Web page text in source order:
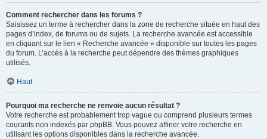
Comment rechercher dans les forums ?
Saisissez un terme à rechercher dans la zone de recherche située en haut des
pages d’index, de forums ou de sujets. La recherche avancée est accessible
en cliquant sur le lien « Recherche avancée » disponible sur toutes les pages
du forum. L’accès à la recherche peut dépendre des thèmes graphiques
utilisés.
Haut
Pourquoi ma recherche ne renvoie aucun résultat ?
Votre recherche est probablement trop vague ou comprend plusieurs termes
courants non indexés par phpBB. Vous pouvez affiner votre recherche en
utilisant les options disponibles dans la recherche avancée.